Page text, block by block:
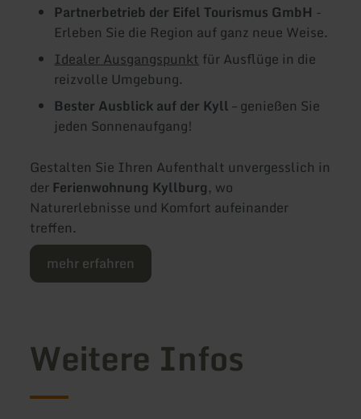
Partnerbetrieb der Eifel Tourismus GmbH -
Erleben Sie die Region auf ganz neue Weise.
Idealer Ausgangspunkt für Ausflüge in die
reizvolle Umgebung.
Bester Ausblick auf der Kyll– genießen Sie
jeden Sonnenaufgang!
Gestalten Sie Ihren Aufenthalt unvergesslich in
der Ferienwohnung Kyllburg, wo
Naturerlebnisse und Komfort aufeinander
treffen.
mehr erfahren
Weitere Infos